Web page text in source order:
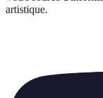
artistique.